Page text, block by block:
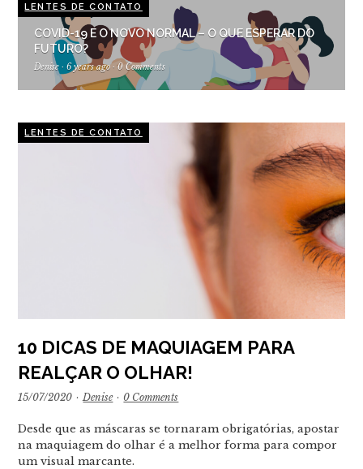
LENTES DE CONTATO
COVID-19 E O NOVO NORMAL – O QUE ESPERAR DO
FUTURO?
Denise · 6 years ago · 0 Comments
LENTES DE CONTATO
10 DICAS DE MAQUIAGEM PARA
REALÇAR O OLHAR!
15/07/2020 · Denise · 0 Comments
Desde que as máscaras se tornaram obrigatórias, apostar
na maquiagem do olhar é a melhor forma para compor
um visual marcante.